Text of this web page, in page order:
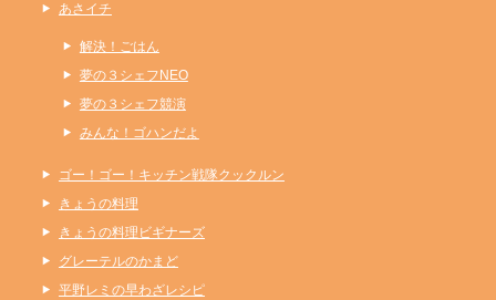
あさイチ
解決！ごはん
夢の３シェフNEO
夢の３シェフ競演
みんな！ゴハンだよ
ゴー！ゴー！キッチン戦隊クックルン
きょうの料理
きょうの料理ビギナーズ
グレーテルのかまど
平野レミの早わざレシピ